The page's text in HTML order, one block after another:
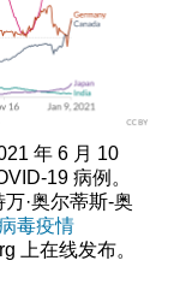
年 6 月 10
19 病例。
·奥尔蒂斯-奥
毒疫情
上在线发布。